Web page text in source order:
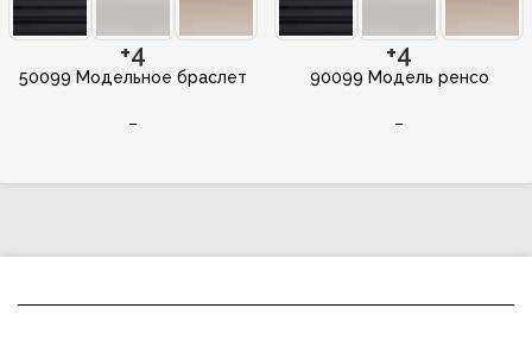
+4
50099 Модельное браслет
–
+4
90099 Модель ренсо
–